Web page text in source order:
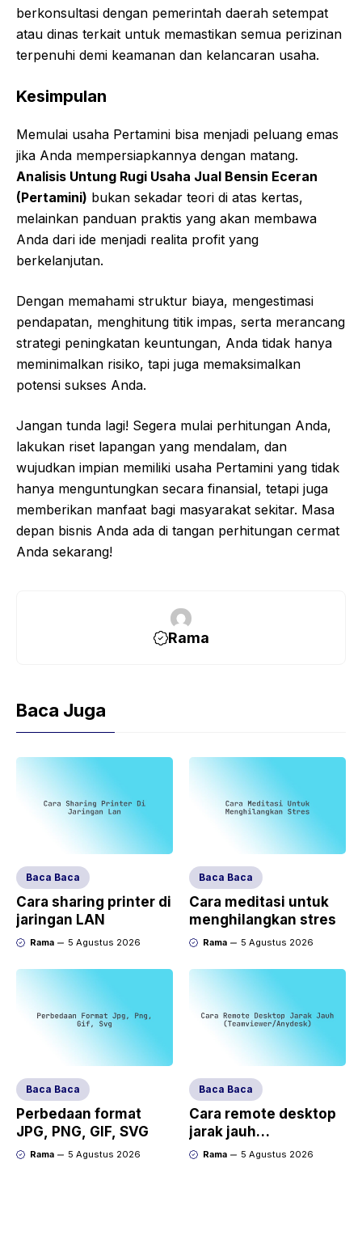
berkonsultasi dengan pemerintah daerah setempat
atau dinas terkait untuk memastikan semua perizinan
terpenuhi demi keamanan dan kelancaran usaha.
Kesimpulan
Memulai usaha Pertamini bisa menjadi peluang emas
jika Anda mempersiapkannya dengan matang.
Analisis Untung Rugi Usaha Jual Bensin Eceran
(Pertamini) bukan sekadar teori di atas kertas,
melainkan panduan praktis yang akan membawa
Anda dari ide menjadi realita profit yang
berkelanjutan.
Dengan memahami struktur biaya, mengestimasi
pendapatan, menghitung titik impas, serta merancang
strategi peningkatan keuntungan, Anda tidak hanya
meminimalkan risiko, tapi juga memaksimalkan
potensi sukses Anda.
Jangan tunda lagi! Segera mulai perhitungan Anda,
lakukan riset lapangan yang mendalam, dan
wujudkan impian memiliki usaha Pertamini yang tidak
hanya menguntungkan secara finansial, tetapi juga
memberikan manfaat bagi masyarakat sekitar. Masa
depan bisnis Anda ada di tangan perhitungan cermat
Anda sekarang!
Rama
Baca Juga
Baca Baca
Cara sharing printer di
jaringan LAN
Rama 5 Agustus 2026
Baca Baca
Cara meditasi untuk
menghilangkan stres
Rama 5 Agustus 2026
Baca Baca
Perbedaan format
JPG, PNG, GIF, SVG
Rama 5 Agustus 2026
Baca Baca
Cara remote desktop
jarak jauh
(TeamViewer/AnyDes
Rama 5 Agustus 2026